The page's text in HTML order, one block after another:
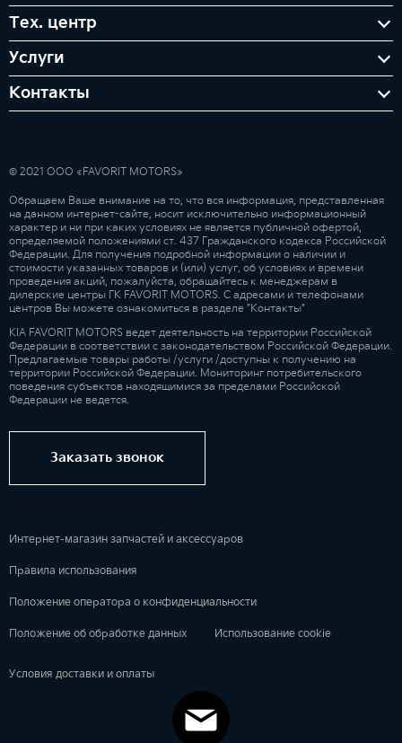
Тех. центр
Услуги
Контакты
© 2021 ООО «FAVORIT MOTORS»
Обращаем Ваше внимание на то, что вся информация, представленная
на данном интернет-сайте, носит исключительно информационный
характер и ни при каких условиях не является публичной офертой,
определяемой положениями ст. 437 Гражданского кодекса Российской
Федерации. Для получения подробной информации о наличии и
стоимости указанных товаров и (или) услуг, об условиях и времени
проведения акций, пожалуйста, обращайтесь к менеджерам в
дилерские центры ГК FAVORIT MOTORS. С адресами и телефонами
центров Вы можете ознакомиться в разделе "Контакты"
KIA FAVORIT MOTORS ведет деятельность на территории Российской
Федерации в соответствии с законодательством Российской Федерации.
Предлагаемые товары работы /услуги /доступны к получению на
территории Российской Федерации. Мониторинг потребительского
поведения субъектов находящимися за пределами Российской
Федерации не ведется.
Заказать звонок
Интернет-магазин запчастей и аксессуаров
Правила использования
Положение оператора о конфиденциальности
Положение об обработке данных Использование cookie
Условия доставки и оплаты